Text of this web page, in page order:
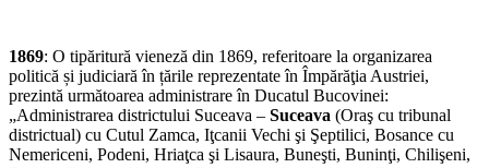
1869: O tipăritură vieneză din 1869, referitoare la organizarea
politică și judiciară în țările reprezentate în Împărăţia Austriei,
prezintă următoarea administrare în Ducatul Bucovinei:
„Administrarea districtului Suceava – Suceava (Oraş cu tribunal
districtual) cu Cutul Zamca, Iţcanii Vechi şi Şeptilici, Bosance cu
Nemericeni, Podeni, Hriaţca şi Lisaura, Buneşti, Buninţi, Chilişeni,